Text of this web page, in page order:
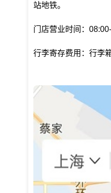
站地铁。
门店营业时间：
行李寄存费用：行李